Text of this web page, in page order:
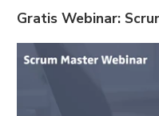
Gratis Webinar: